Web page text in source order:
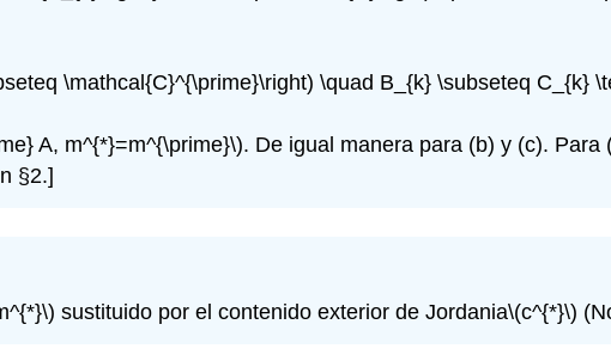
\mathcal{C}^{\prime}\right) \quad B_{k} \subseteq C_{k}
A, m^{*}=m^{\prime}\). De igual manera para (b) y (c).
§2.]
sustituido por el contenido exterior de Jordania\(c^{*}\)